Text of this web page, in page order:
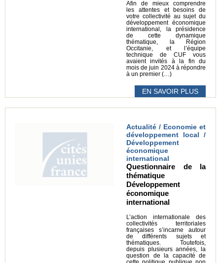
Afin de mieux comprendre
les attentes et besoins de
votre collectivité au sujet du
développement économique
international, la présidence
de cette dynamique
thématique, la Région
Occitanie, et l’équipe
technique de CUF vous
avaient invités à la fin du
mois de juin 2024 à répondre
à un premier (…)
EN SAVOIR PLUS
Actualité / Economie et
développement local /
Développement
économique
international
Questionnaire de la
thématique
Développement
économique
international
L’action internationale des
collectivités territoriales
françaises s’incarne autour
de différents sujets et
thématiques. Toutefois,
depuis plusieurs années, la
question de la capacité de